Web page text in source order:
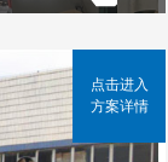
点击进入
方案详情